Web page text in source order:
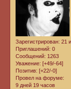
Зарегистрирован: 21
Приглашений: 0
Сообщений: 1263
Уважение: [+49/-64]
Позитив: [+22/-0]
Провел на форуме:
9 дней 19 часов